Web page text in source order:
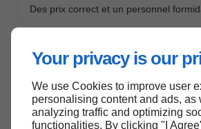
Your privacy is our
We use Cookies to improve user
personalising content and ads, as
analyzing traffic and optimizing
functionalities. By clicking "I